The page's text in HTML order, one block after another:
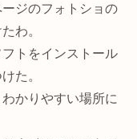
ジのフォトショの
わ。
トをインストール
た。
かりやすい場所に